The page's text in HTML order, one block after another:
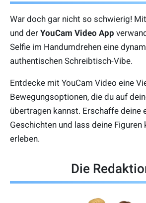
War doch gar nicht so schwierig! Mit
und der YouCam Video App
Selfie im Handumdrehen eine
authentischen Schreibtisch-Vibe.
Entdecke mit YouCam Video eine
Bewegungsoptionen, die du auf
übertragen kannst. Erschaffe deine
Geschichten und lass deine Figuren
erleben.
Die